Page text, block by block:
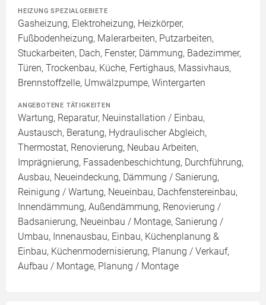
HEIZUNG SPEZIALGEBIETE
Gasheizung, Elektroheizung, Heizkörper,
Fußbodenheizung, Malerarbeiten, Putzarbeiten,
Stuckarbeiten, Dach, Fenster, Dämmung, Badezimmer,
Türen, Trockenbau, Küche, Fertighaus, Massivhaus,
Brennstoffzelle, Umwälzpumpe, Wintergarten
ANGEBOTENE TÄTIGKEITEN
Wartung, Reparatur, Neuinstallation / Einbau,
Austausch, Beratung, Hydraulischer Abgleich,
Thermostat, Renovierung, Neubau Arbeiten,
Imprägnierung, Fassadenbeschichtung, Durchführung,
Ausbau, Neueindeckung, Dämmung / Sanierung,
Reinigung / Wartung, Neueinbau, Dachfenstereinbau,
Innendämmung, Außendämmung, Renovierung /
Badsanierung, Neueinbau / Montage, Sanierung /
Umbau, Innenausbau, Einbau, Küchenplanung &
Einbau, Küchenmodernisierung, Planung / Verkauf,
Aufbau / Montage, Planung / Montage